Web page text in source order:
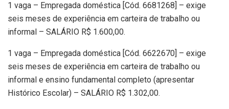
1 vaga – Empregada doméstica [Cód. 6681268] – exige
seis meses de experiência em carteira de trabalho ou
informal – SALÁRIO R$ 1.600,00.
1 vaga – Empregada doméstica [Cód. 6622670] – exige
seis meses de experiência em carteira de trabalho ou
informal e ensino fundamental completo (apresentar
Histórico Escolar) – SALÁRIO R$ 1.302,00.